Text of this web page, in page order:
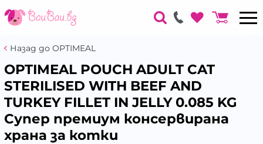
Назад до OPTIMEAL
OPTIMEAL POUCH ADULT CAT
STERILISED WITH BEEF AND
TURKEY FILLET IN JELLY 0.085 KG
Супер премиум консервирана
храна за котки